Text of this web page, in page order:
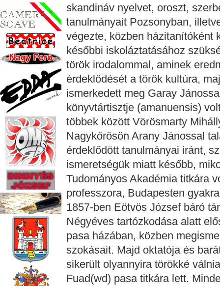
skandináv nyelvet, oroszt,
tanulmányait Pozsonyban,
végezte, közben házitanítóként
későbbi iskoláztatásához
török irodalommal, aminek
érdeklődését a török kultúra,
ismerkedett meg Garay
könyvtártisztje (amanuensis)
többek között Vörösmarty
Nagykőrösön Arany Jánossal
érdeklődött tanulmányai iránt,
ismeretségük miatt később,
Tudományos Akadémia titkára
professzora, Budapesten
1857-ben Eötvös József báró
Négyéves tartózkodása alatt
pasa házában, közben
szokásait. Majd oktatója és
sikerült olyannyira törökké
Fuad(wd) pasa titkára lett.